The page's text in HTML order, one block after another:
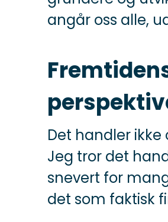
angår oss alle,
Det handler
Jeg tror det
snevert for
det som faktisk